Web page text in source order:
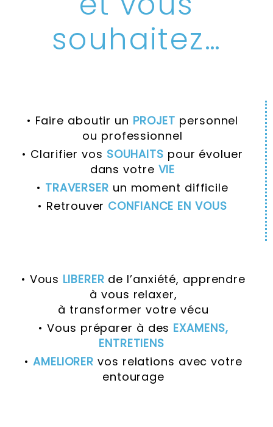
souhaitez…
• Faire aboutir un PROJET personnel
ou professionnel
• Clarifier vos SOUHAITS pour évoluer
dans votre VIE
• TRAVERSER un moment difficile
• Retrouver CONFIANCE EN VOUS
• Vous LIBERER de l’anxiété, apprendre
à vous relaxer,
à transformer votre vécu
• Vous préparer à des EXAMENS,
ENTRETIENS
•AMELIORER vos relations avec votre
entourage